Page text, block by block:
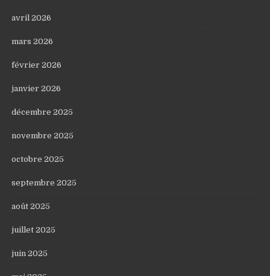
avril 2026
mars 2026
février 2026
janvier 2026
décembre 2025
novembre 2025
octobre 2025
septembre 2025
août 2025
juillet 2025
juin 2025